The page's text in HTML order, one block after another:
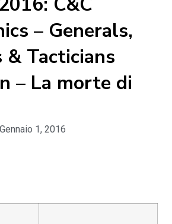
– Generals,
& Tacticians
– La morte di
Gennaio 1, 2016